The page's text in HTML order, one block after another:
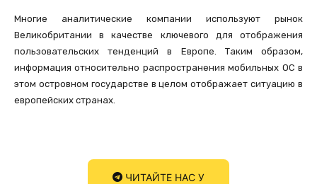
Многие аналитические компании используют рынок
Великобритании в качестве ключевого для отображения
пользовательских тенденций в Европе. Таким образом,
информация относительно распространения мобильных ОС в
этом островном государстве в целом отображает ситуацию в
европейских странах.
ЧИТАЙТЕ НАС У